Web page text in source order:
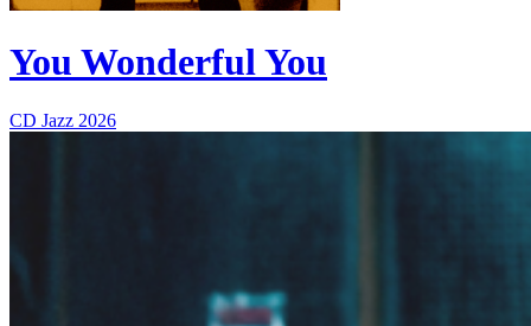
You Wonderful You
CD Jazz 2026